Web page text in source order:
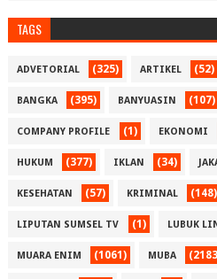
TAGS
ADVETORIAL (325) ARTIKEL (52)
BANGKA (395) BANYUASIN (107)
COMPANY PROFILE (1) EKONOMI
HUKUM (377) IKLAN (34)
KESEHATAN (57) KRIMINAL (148)
LIPUTAN SUMSEL TV (1) LUBUK
MUARA ENIM (1061) MUBA